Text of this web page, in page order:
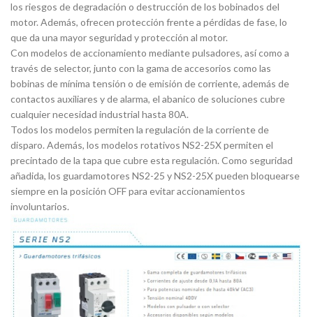
los riesgos de degradación o destrucción de los bobinados del
motor. Además, ofrecen protección frente a pérdidas de fase, lo
que da una mayor seguridad y protección al motor.
Con modelos de accionamiento mediante pulsadores, así como a
través de selector, junto con la gama de accesorios como las
bobinas de mínima tensión o de emisión de corriente, además de
contactos auxiliares y de alarma, el abanico de soluciones cubre
cualquier necesidad industrial hasta 80A.
Todos los modelos permiten la regulación de la corriente de
disparo. Además, los modelos rotativos NS2-25X permiten el
precintado de la tapa que cubre esta regulación. Como seguridad
añadida, los guardamotores NS2-25 y NS2-25X pueden bloquearse
siempre en la posición OFF para evitar accionamientos
involuntarios.